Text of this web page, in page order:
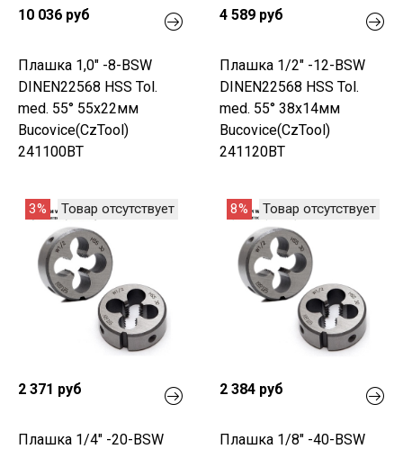
10 036 руб
Плашка 1,0" -8-BSW
DINEN22568 HSS Tol.
med. 55° 55x22мм
Bucovice(CzTool)
241100BT
4 589 руб
Плашка 1/2" -12-BSW
DINEN22568 HSS Tol.
med. 55° 38x14мм
Bucovice(CzTool)
241120BT
3% Товар отсутствует
2 371 руб
Плашка 1/4" -20-BSW
8% Товар отсутствует
2 384 руб
Плашка 1/8" -40-BSW